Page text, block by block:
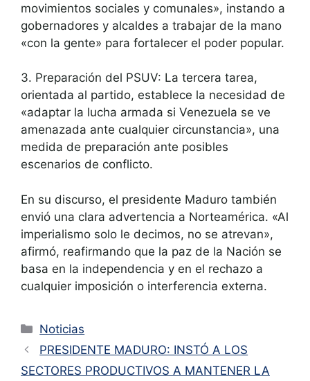
movimientos sociales y comunales», instando a
gobernadores y alcaldes a trabajar de la mano
«con la gente» para fortalecer el poder popular.
3. Preparación del PSUV: La tercera tarea,
orientada al partido, establece la necesidad de
«adaptar la lucha armada si Venezuela se ve
amenazada ante cualquier circunstancia», una
medida de preparación ante posibles
escenarios de conflicto.
En su discurso, el presidente Maduro también
envió una clara advertencia a Norteamérica. «Al
imperialismo solo le decimos, no se atrevan»,
afirmó, reafirmando que la paz de la Nación se
basa en la independencia y en el rechazo a
cualquier imposición o interferencia externa.
Noticias
PRESIDENTE MADURO: INSTÓ A LOS
SECTORES PRODUCTIVOS A MANTENER LA